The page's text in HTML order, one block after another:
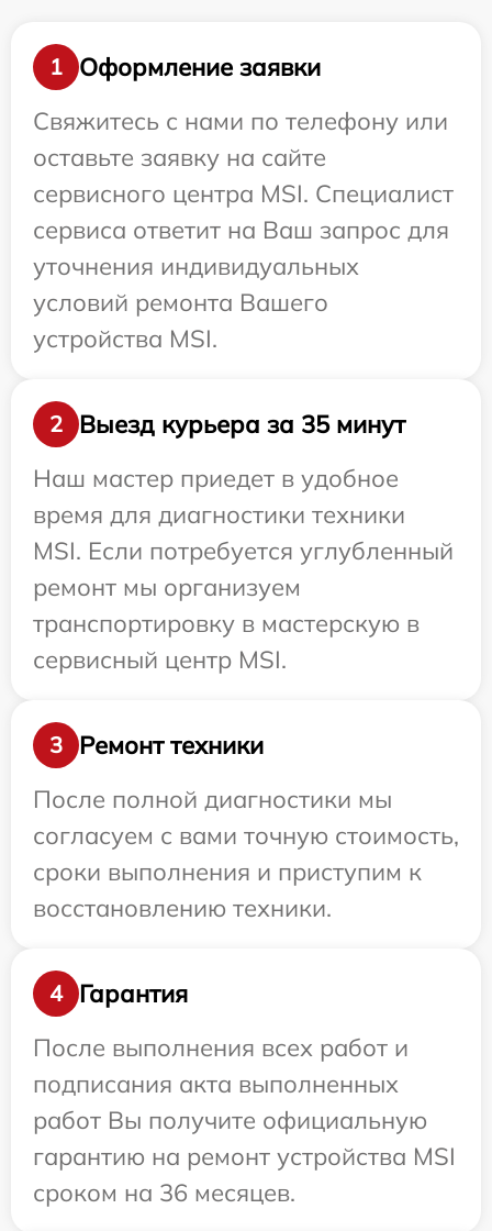
1
Оформление заявки
Свяжитесь с нами по телефону или
оставьте заявку на сайте
сервисного центра MSI. Специалист
сервиса ответит на Ваш запрос для
уточнения индивидуальных
условий ремонта Вашего
устройства MSI.
2
Выезд курьера за 35 минут
Наш мастер приедет в удобное
время для диагностики техники
MSI. Если потребуется углубленный
ремонт мы организуем
транспортировку в мастерскую в
сервисный центр MSI.
3
Ремонт техники
После полной диагностики мы
согласуем с вами точную стоимость,
сроки выполнения и приступим к
восстановлению техники.
4
Гарантия
После выполнения всех работ и
подписания акта выполненных
работ Вы получите официальную
гарантию на ремонт устройства MSI
сроком на 36 месяцев.